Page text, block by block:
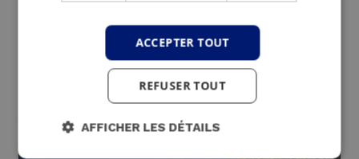
Une solution
intéressante pour ces
secteurs
ACCEPTER TOUT
REFUSER TOUT
AFFICHER LES DÉTAILS